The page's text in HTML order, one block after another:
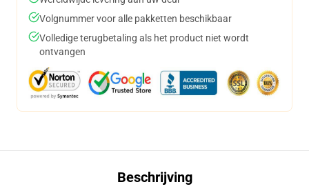
Volgnummer voor alle pakketten beschikbaar
Volledige terugbetaling als het product niet wordt
ontvangen
Beschrijving